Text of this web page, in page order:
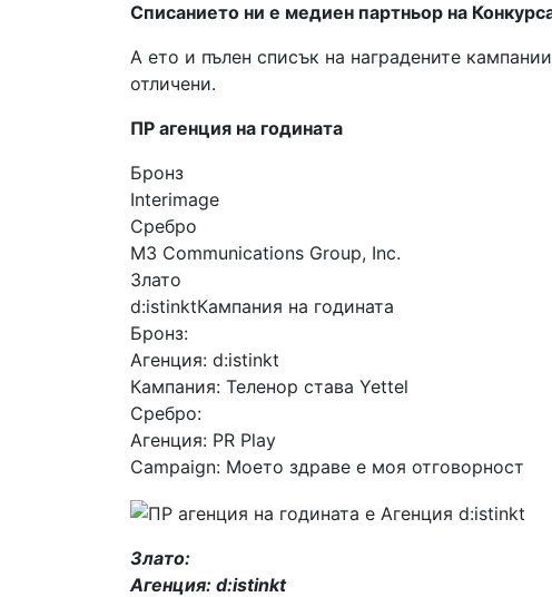
Списанието ни е медиен партньор на
А ето и пълен списък на наградените
отличени.
ПР агенция на годината
Бронз
Interimage
Сребро
M3 Communications Group, Inc.
Злато
d:istinktКампания на годината
Бронз:
Агенция: d:istinkt
Кампания: Теленор става Yettel
Сребро:
Агенция: PR Play
Campaign: Моето здраве е моя отговорност
Злато:
Агенция: d:istinkt